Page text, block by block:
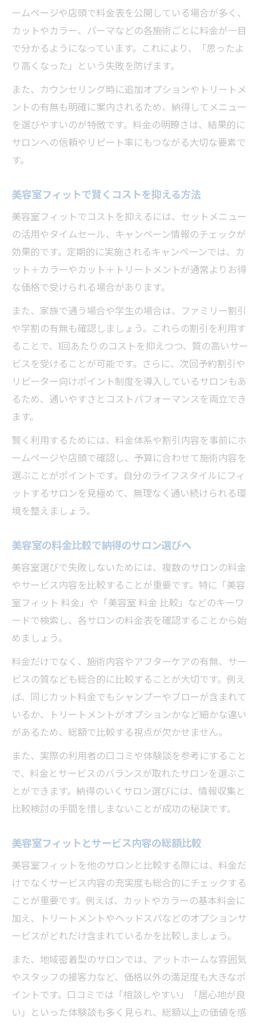
ームページや店頭で料金表を公開している場合が多く、
カットやカラー、パーマなどの各施術ごとに料金が一目
で分かるようになっています。これにより、「思ったよ
り高くなった」という失敗を防げます。
また、カウンセリング時に追加オプションやトリートメ
ントの有無も明確に案内されるため、納得してメニュー
を選びやすいのが特徴です。料金の明瞭さは、結果的に
サロンへの信頼やリピート率にもつながる大切な要素で
す。
美容室フィットで賢くコストを抑える方法
美容室フィットでコストを抑えるには、セットメニュー
の活用やタイムセール、キャンペーン情報のチェックが
効果的です。定期的に実施されるキャンペーンでは、カ
ット＋カラーやカット＋トリートメントが通常よりお得
な価格で受けられる場合があります。
また、家族で通う場合や学生の場合は、ファミリー割引
や学割の有無も確認しましょう。これらの割引を利用す
ることで、1回あたりのコストを抑えつつ、質の高いサー
ビスを受けることが可能です。さらに、次回予約割引や
リピーター向けポイント制度を導入しているサロンもあ
るため、通いやすさとコストパフォーマンスを両立でき
ます。
賢く利用するためには、料金体系や割引内容を事前にホ
ームページや店頭で確認し、予算に合わせて施術内容を
選ぶことがポイントです。自分のライフスタイルにフィ
ットするサロンを見極めて、無理なく通い続けられる環
境を整えましょう。
美容室の料金比較で納得のサロン選びへ
美容室選びで失敗しないためには、複数のサロンの料金
やサービス内容を比較することが重要です。特に「美容
室フィット 料金」や「美容室 料金 比較」などのキーワ
ードで検索し、各サロンの料金表を確認することから始
めましょう。
料金だけでなく、施術内容やアフターケアの有無、サー
ビスの質なども総合的に比較することが大切です。例え
ば、同じカット料金でもシャンプーやブローが含まれて
いるか、トリートメントがオプションかなど細かな違い
があるため、総額で比較する視点が欠かせません。
また、実際の利用者の口コミや体験談を参考にすること
で、料金とサービスのバランスが取れたサロンを選ぶこ
とができます。納得のいくサロン選びには、情報収集と
比較検討の手間を惜しまないことが成功の秘訣です。
美容室フィットとサービス内容の総額比較
美容室フィットを他のサロンと比較する際には、料金だ
けでなくサービス内容の充実度も総合的にチェックする
ことが重要です。例えば、カットやカラーの基本料金に
加え、トリートメントやヘッドスパなどのオプションサ
ービスがどれだけ含まれているかを比較しましょう。
また、地域密着型のサロンでは、アットホームな雰囲気
やスタッフの接客力など、価格以外の満足度も大きなポ
イントです。口コミでは「相談しやすい」「居心地が良
い」といった体験談も多く見られ、総額以上の価値を感